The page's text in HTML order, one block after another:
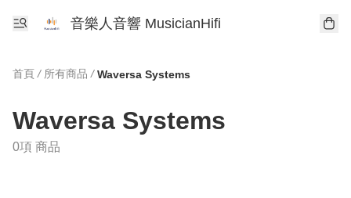
音樂人音響 MusicianHifi
首頁 / 所有商品 / Waversa Systems
Waversa Systems
0項 商品